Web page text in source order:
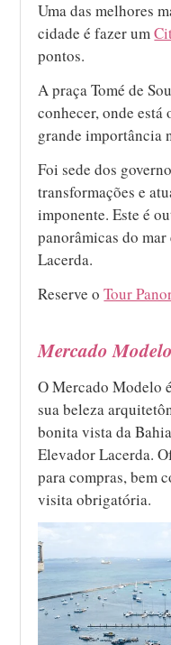
Uma das melhores
cidade é fazer um
pontos.
A praça Tomé de
conhecer, onde está
grande importância
Foi sede dos
transformações e
imponente. Este é
panorâmicas do
Lacerda.
Reserve oTour
Mercado Modelo
O Mercado Modelo
sua beleza
bonita vista da
Elevador Lacerda.
para compras, bem
visita obrigatória.